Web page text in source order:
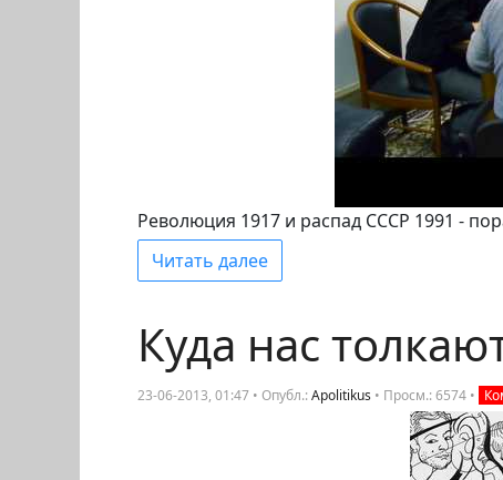
Революция 1917 и распад СССР 1991 -
Читать далее
Куда нас
23-06-2013, 01:47 • Опубл.:Apolitikus • Просм.: 6574 •